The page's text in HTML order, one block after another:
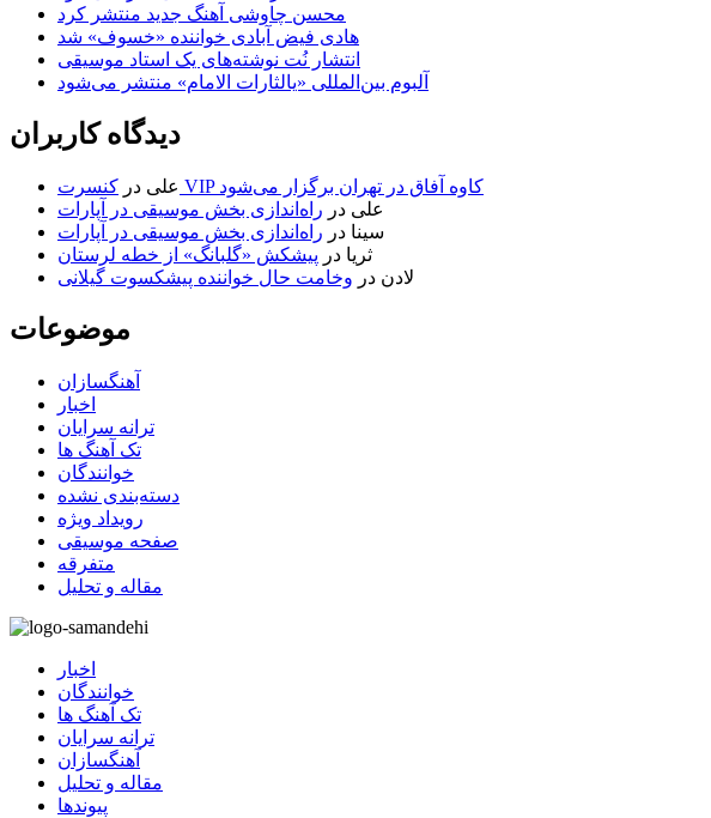
محسن چاوشی آهنگ جدید منتشر کرد
هادی فیض آبادی خواننده «خسوف» شد
انتشار نُت نوشته‌های یک استاد موسیقی
آلبوم بین‌المللی «یالثارات الامام» منتشر می‌شود
دیدگاه کاربران
علی در
کنسرت VIP کاوه آفاق در تهران برگزار می‌شود
علی در راه‌اندازی بخش موسیقی در آپارات
سینا در راه‌اندازی بخش موسیقی در آپارات
ثریا در پیشکش «گلبانگ» از خطه لرستان
لادن در وخامت حال خواننده پیشکسوت گیلانی
موضوعات
آهنگسازان
اخبار
ترانه سرایان
تک آهنگ ها
خوانندگان
دسته‌بندی نشده
رویداد ویژه
صفحه موسیقی
متفرقه
مقاله و تحلیل
اخبار
خوانندگان
تک آهنگ ها
ترانه سرایان
آهنگسازان
مقاله و تحلیل
پیوندها